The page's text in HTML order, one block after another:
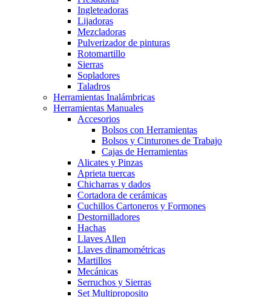
Ingleteadoras
Lijadoras
Mezcladoras
Pulverizador de pinturas
Rotomartillo
Sierras
Sopladores
Taladros
Herramientas Inalámbricas
Herramientas Manuales
Accesorios
Bolsos con Herramientas
Bolsos y Cinturones de Trabajo
Cajas de Herramientas
Alicates y Pinzas
Aprieta tuercas
Chicharras y dados
Cortadora de cerámicas
Cuchillos Cartoneros y Formones
Destornilladores
Hachas
Llaves Allen
Llaves dinamométricas
Martillos
Mecánicas
Serruchos y Sierras
Set Multiproposito